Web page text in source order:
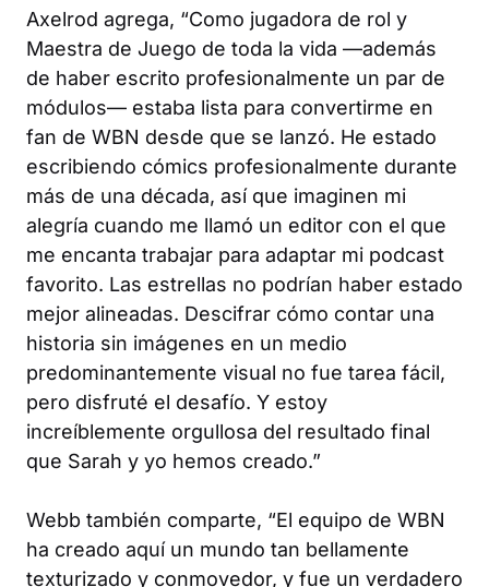
Axelrod agrega, “Como jugadora de rol y
Maestra de Juego de toda la vida —además
de haber escrito profesionalmente un par de
módulos— estaba lista para convertirme en
fan de WBN desde que se lanzó. He estado
escribiendo cómics profesionalmente durante
más de una década, así que imaginen mi
alegría cuando me llamó un editor con el que
me encanta trabajar para adaptar mi podcast
favorito. Las estrellas no podrían haber estado
mejor alineadas. Descifrar cómo contar una
historia sin imágenes en un medio
predominantemente visual no fue tarea fácil,
pero disfruté el desafío. Y estoy
increíblemente orgullosa del resultado final
que Sarah y yo hemos creado.”
Webb también comparte, “El equipo de WBN
ha creado aquí un mundo tan bellamente
texturizado y conmovedor, y fue un verdadero